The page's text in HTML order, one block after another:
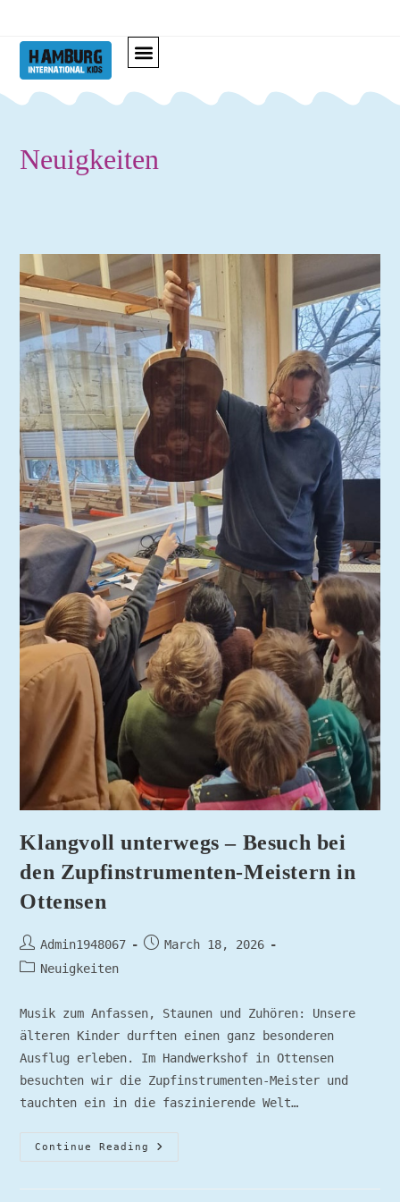
Neuigkeiten
Klangvoll unterwegs – Besuch bei
den Zupfinstrumenten-Meistern in
Ottensen
Admin1948067
March 18, 2026
Neuigkeiten
Musik zum Anfassen, Staunen und Zuhören: Unsere
älteren Kinder durften einen ganz besonderen
Ausflug erleben. Im Handwerkshof in Ottensen
besuchten wir die Zupfinstrumenten-Meister und
tauchten ein in die faszinierende Welt…
Continue Reading